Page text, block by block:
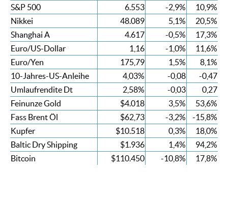
S&P 500
6.553 -2,9%
10,9%
Nikkei
48.089 5,1%
20,5%
Shanghai A
4.617 -0,5%
17,3%
Euro/US-Dollar
1,16 -1,0%
11,6%
Euro/Yen
175,79 1,5%
8,1%
10-Jahres-US-Anleihe
4,03% -0,08
-0,47
Umlaufrendite Dt
2,58% -0,03
0,27
Feinunze Gold
$4.018 3,5%
53,6%
Fass Brent Öl
$62,73 -3,2%
-15,8%
Kupfer
$10.518 0,3%
18,0%
Baltic Dry Shipping
$1.936 1,4%
94,2%
Bitcoin
$110.450 -10,8% 17,8%